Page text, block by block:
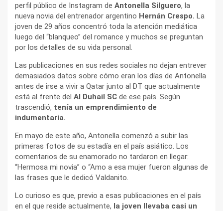
perfil público de Instagram de Antonella Silguero, la
nueva novia del entrenador argentino Hernán Crespo. La
joven de 29 años concentró toda la atención mediática
luego del “blanqueo” del romance y muchos se preguntan
por los detalles de su vida personal.
Las publicaciones en sus redes sociales no dejan entrever
demasiados datos sobre cómo eran los días de Antonella
antes de irse a vivir a Qatar junto al DT que actualmente
está al frente del Al Duhail SC de ese país. Según
trascendió, tenía un emprendimiento de
indumentaria.
En mayo de este año, Antonella comenzó a subir las
primeras fotos de su estadía en el país asiático. Los
comentarios de su enamorado no tardaron en llegar:
“Hermosa mi novia” o “Amo a esa mujer fueron algunas de
las frases que le dedicó Valdanito.
Lo curioso es que, previo a esas publicaciones en el país
en el que reside actualmente, la joven llevaba casi un